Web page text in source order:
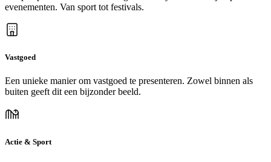
evenementen. Van sport tot festivals.
Vastgoed
Een unieke manier om vastgoed te presenteren. Zowel binnen als
buiten geeft dit een bijzonder beeld.
Actie & Sport